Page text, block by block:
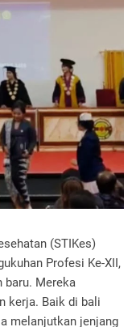
(STIKes)
Profesi Ke-XII,
baru. Mereka
kerja. Baik di bali
melanjutkan jenjang